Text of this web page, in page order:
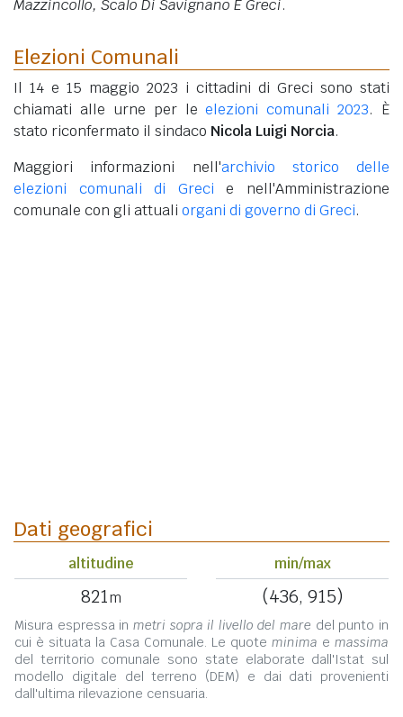
Mazzincollo, Scalo Di Savignano E Greci.
Elezioni Comunali
Il 14 e 15 maggio 2023 i cittadini di Greci sono stati
chiamati alle urne per leelezioni comunali 2023. È
stato riconfermato il sindaco Nicola Luigi Norcia.
Maggiori informazioni nell'archivio storico delle
elezioni comunali di Greci e nell'Amministrazione
comunale con gli attuali organi di governo di Greci.
Dati geografici
altitudine
821m
min/max
(436, 915)
Misura espressa in metri sopra il livello del mare del punto in
cui è situata la Casa Comunale. Le quote minima e massima
del territorio comunale sono state elaborate dall'Istat sul
modello digitale del terreno (DEM) e dai dati provenienti
dall'ultima rilevazione censuaria.